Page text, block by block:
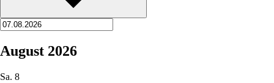
August 2026
Sa. 8